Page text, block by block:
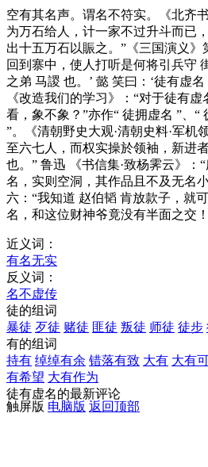
空有其名声。谓名不符实。《北齐
为万石给人，计一家不过升斗而已
出十五万石以賑之。”《三国演义》
回到寨中，使人打听是何将引兵守
之弟 马謖 也。’ 懿 笑曰：‘徒有虚
《改造我们的学习》：“对于徒有
看，象不象？”亦作“ 徒拥虚名 ”、“
”。《清朝野史大观·清朝史料·军机
至六七人，而权实操於领袖，新进
也。” 鲁迅 《书信集·致杨霁云》：
名，实则空洞，其作品且不及无名
六：“我知道 赵伯韬 肯放款子，就
名，和这位财神爷竟没有半面之交
近义词：
有名无实
反义词：
名不虚传
徒的组词
暴徒 歹徒 赌徒 匪徒 叛徒 师徒 徒步
有的组词
持有 绰绰有余 错落有致 大有 大有
有希望 大有作为
徒有虚名的最新评论
触屏版 电脑版 返回顶部